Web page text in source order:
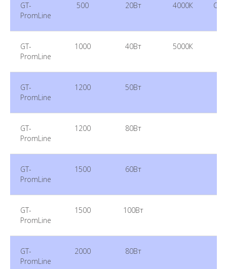
GT-
PromLine
500 20Вт 4000К
GT-
PromLine
1000 40Вт 5000К
GT-
PromLine
1200 50Вт
GT-
PromLine
1200 80Вт
GT-
PromLine
1500 60Вт
GT-
PromLine
1500 100Вт
GT-
PromLine
2000 80Вт